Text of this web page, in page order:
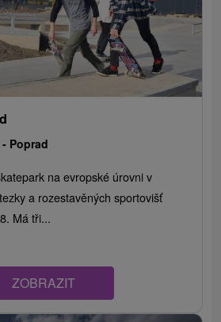
Poprad
na evropské úrovni v
a rozestavěných sportovišť
Má tři...
ZOBRAZIT